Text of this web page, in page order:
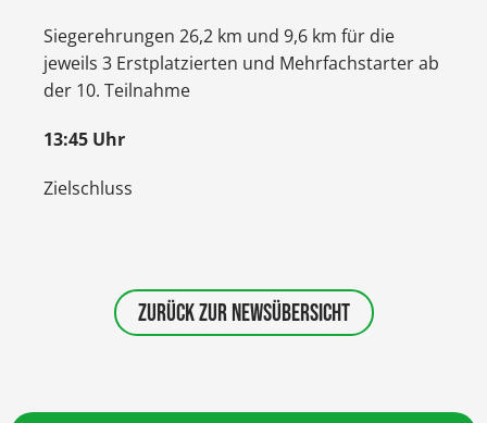
Siegerehrungen 26,2 km und 9,6 km für die
jeweils 3 Erstplatzierten und Mehrfachstarter ab
der 10. Teilnahme
13:45 Uhr
Zielschluss
ZURÜCK ZUR NEWSÜBERSICHT